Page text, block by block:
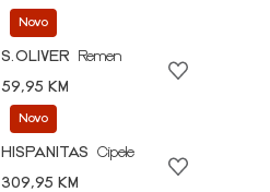
Novo
S.OLIVER
Remen
59,95 KM
Novo
HISPANITAS
Cipele
309,95 KM